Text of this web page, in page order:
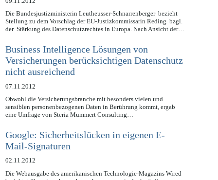
09.11.2012
Die Bundesjustizministerin Leutheusser-Schnarrenberger bezieht
Stellung zu dem Vorschlag der EU-Justizkommissarin Reding bzgl.
Business Intelligence Lösungen von
Versicherungen berücksichtigen Datenschutz
nicht ausreichend
07.11.2012
Obwohl die Versicherungsbranche mit besonders vielen und
sensiblen personenbezogenen Daten in Berührung kommt, ergab
Google: Sicherheitslücken in eigenen E-
Mail-Signaturen
02.11.2012